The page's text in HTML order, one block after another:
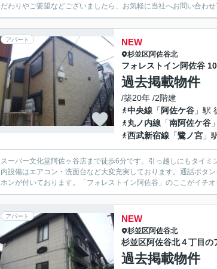
だわりやご要望などございましたら、お気軽に当社へお問い合わせ
アパート NEW
杉並区阿佐谷北
フォレストイン阿佐谷
過去掲載物件
/築20年 /2階建
中央線 「 阿佐ケ谷 」駅
丸ノ内線 「南阿佐ケ谷
西武新宿線 「鷺ノ宮 」
スーパー文化堂阿佐ヶ谷店まで徒歩6分です。引っ越しにもタイ
内設備はエアコン・洗面台など大変充実しております。通話ボタ
ホンが付いております。「フォレストイン阿佐谷」のここがイチ
アパート NEW
杉並区阿佐谷北
杉並区阿佐谷北４丁目の
過去掲載物件